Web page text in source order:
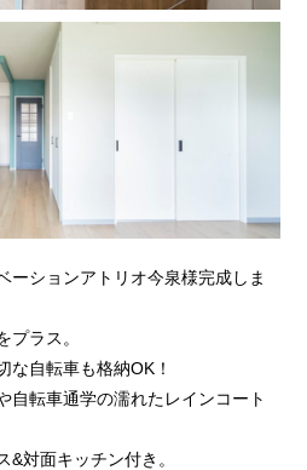
ーションアトリオ今泉様完成しま
プラス。
な自転車も格納OK！
自転車通学の濡れたレインコート
&対面キッチン付き。